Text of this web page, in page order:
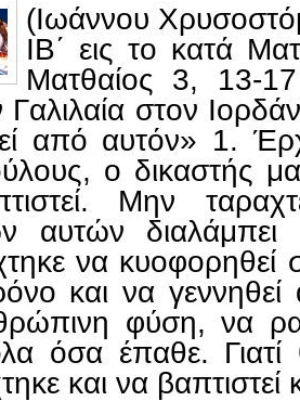
(Ιωάννου
ΙΒ΄ εις το κατά
Ματθαίος 3, 13-
στον
από αυτόν» 1.
ο δικαστής
Μην
αυτών
να κυοφορηθεί
και να
φύση, να
όσα έπαθε. Γιατί
και να